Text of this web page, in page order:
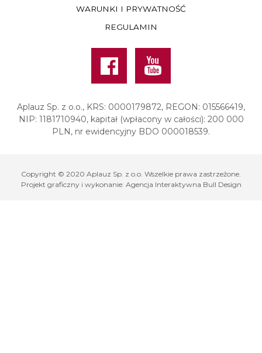
WARUNKI I PRYWATNOŚĆ
REGULAMIN
Facebook
Aplauz Sp. z o.o., KRS: 0000179872, REGON: 015566419,
NIP: 1181710940, kapitał (wpłacony w całości): 200 000
PLN, nr ewidencyjny BDO 000018539.
Copyright © 2020 Aplauz Sp. z o.o. Wszelkie prawa zastrzeżone.
Projekt graficzny i wykonanie: Agencja Interaktywna Bull Design